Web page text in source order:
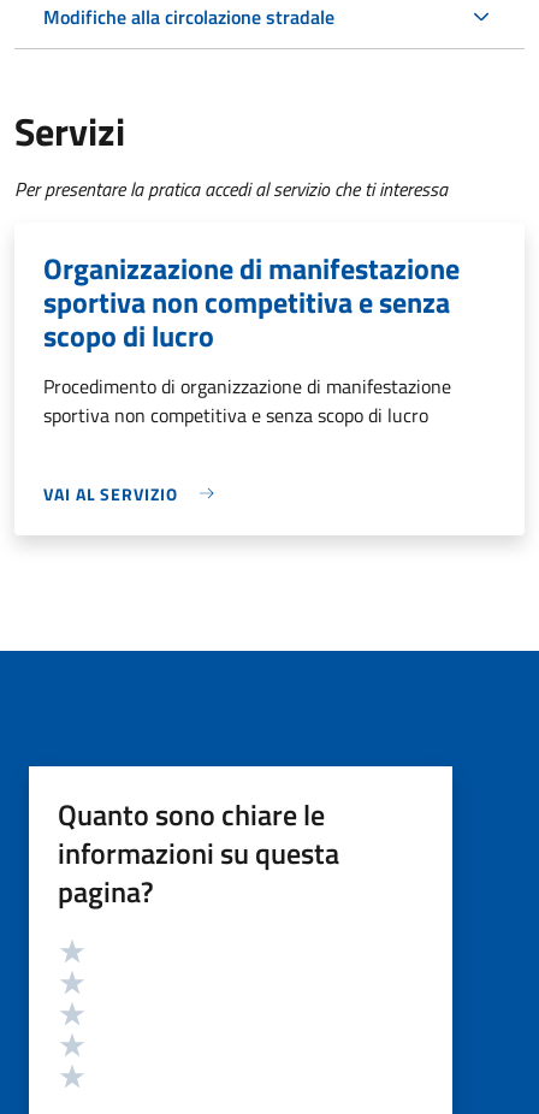
Modifiche alla circolazione stradale
Servizi
Per presentare la pratica accedi al servizio che ti interessa
Organizzazione di manifestazione
sportiva non competitiva e senza
scopo di lucro
Procedimento di organizzazione di manifestazione
sportiva non competitiva e senza scopo di lucro
VAI AL SERVIZIO
Quanto sono chiare le
informazioni su questa
pagina?
Valutazione